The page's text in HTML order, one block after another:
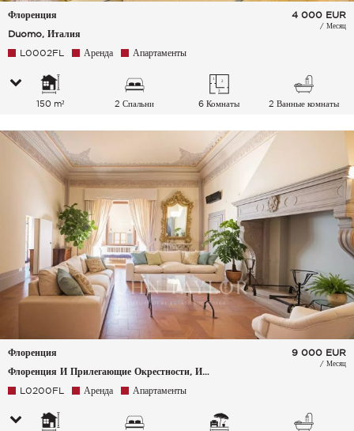
Флоренция
Duomo, Италия
4 000 EUR
/ Месяц
L0002FL Аренда Апартаменты
150 m² 2 Спальни 6 Комнаты 2 Ванные комнаты
Флоренция
Флоренция И Прилегающие Окрестности, Италия
9 000 EUR
/ Месяц
L0200FL Аренда Апартаменты